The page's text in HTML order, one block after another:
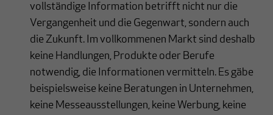
vollständige Information betrifft nicht nur die
Vergangenheit und die Gegenwart, sondern auch
die Zukunft. Im vollkommenen Markt sind deshalb
keine Handlungen, Produkte oder Berufe
notwendig, die Informationen vermitteln. Es gäbe
beispielsweise keine Beratungen in Unternehmen,
keine Messeausstellungen, keine Werbung, keine